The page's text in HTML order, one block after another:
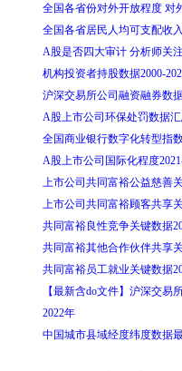
全国各省份对外开放程度 对
全国各省居民人均可支配收
A股是否四大审计 分析师关
机构投资者持股数据2000-
沪深交易所公司融资融券数
A股上市公司环保处罚数据汇
全国商业银行数字化转型指
A股上市公司国际化程度
上市公司共同富裕公益慈善
上市公司共同富裕顾客共享
共同富裕良性竞争关键数据
共同富裕其他合作伙伴共享
共同富裕员工就业关键数据
【最新含do文件】沪深交易
2022年
中国城市县域经度纬度数据